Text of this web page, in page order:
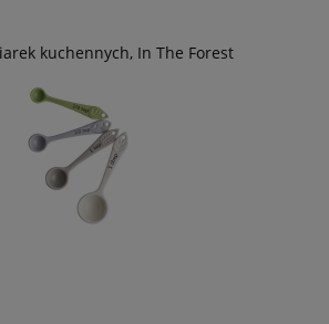
kuchennych, In The Forest